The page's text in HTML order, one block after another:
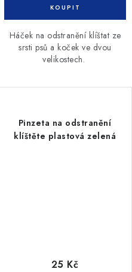
Háček na odstranění klíštat ze
srsti psů a koček ve dvou
velikostech.
Pinzeta na odstranění
klíštěte plastová zelená
25 Kč